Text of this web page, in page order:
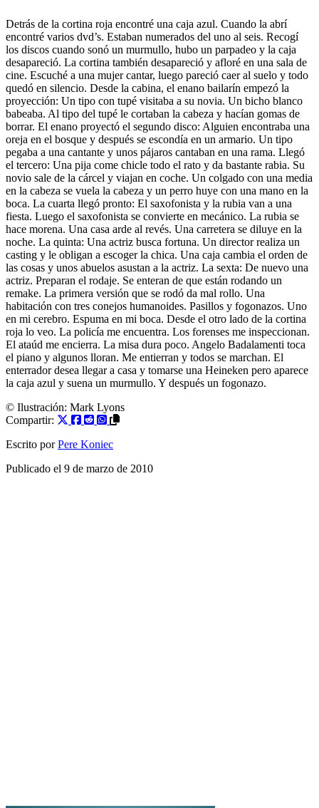
Detrás de la cortina roja encontré una caja azul. Cuando la abrí
encontré varios dvd’s. Estaban numerados del uno al seis. Recogí
los discos cuando sonó un murmullo, hubo un parpadeo y la caja
desapareció. La cortina también desapareció y afloré en una sala de
cine. Escuché a una mujer cantar, luego pareció caer al suelo y todo
quedó en silencio. Desde la cabina, el enano bailarín empezó la
proyección: Un tipo con tupé visitaba a su novia. Un bicho blanco
babeaba. Al tipo del tupé le cortaban la cabeza y hacían gomas de
borrar. El enano proyectó el segundo disco: Alguien encontraba una
oreja en el bosque y después se escondía en un armario. Un tipo
pegaba a una cantante y unos pájaros cantaban en una rama. Llegó
el tercero: Una pija come chicle todo el rato y da bastante rabia. Su
novio sale de la cárcel y viajan en coche. Un colgado con una media
en la cabeza se vuela la cabeza y un perro huye con una mano en la
boca. La cuarta llegó pronto: El saxofonista y la rubia van a una
fiesta. Luego el saxofonista se convierte en mecánico. La rubia se
hace morena. Una casa arde al revés. Una carretera se diluye en la
noche. La quinta: Una actriz busca fortuna. Un director realiza un
casting y le obligan a escoger la chica. Una caja cambia el orden de
las cosas y unos abuelos asustan a la actriz. La sexta: De nuevo una
actriz. Preparan el rodaje. Se enteran de que están rodando un
remake. La primera versión que se rodó da mal rollo. Una
habitación con tres conejos humanoides. Pasillos y fogonazos. Uno
en mi cerebro. Espuma en mi boca. Desde el otro lado de la cortina
roja lo veo. La policía me encuentra. Los forenses me inspeccionan.
El ataúd me encierra. La misa dura poco. Angelo Badalamenti toca
el piano y algunos lloran. Me entierran y todos se marchan. El
enterrador desea llegar a casa y tomarse una Heineken pero aparece
la caja azul y suena un murmullo. Y después un fogonazo.
© Ilustración: Mark Lyons
Compartir:
Escrito por Pere Koniec
Publicado el 9 de marzo de 2010